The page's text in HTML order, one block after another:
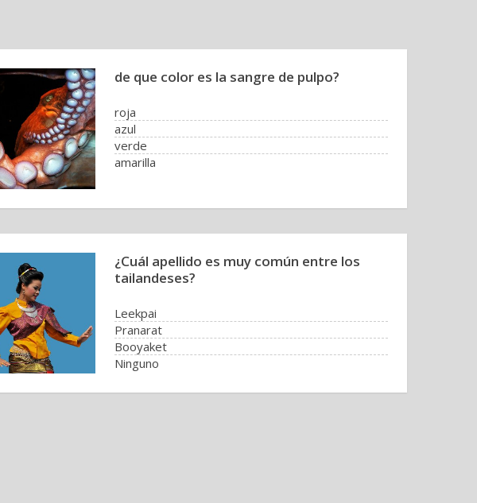
de que color es la sangre de pulpo?
roja
azul
verde
amarilla
¿Cuál apellido es muy común entre los
tailandeses?
Leekpai
Pranarat
Booyaket
Ninguno